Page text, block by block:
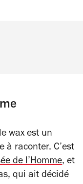
wax est un
à raconter. C’est
de l’Homme, et
qui ait décidé